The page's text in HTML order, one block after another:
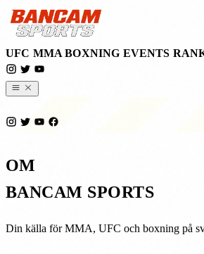
UFC MMABOXNING EVENTS
OM
BANCAM SPORTS
Din källa för MMA, UFC och boxning på